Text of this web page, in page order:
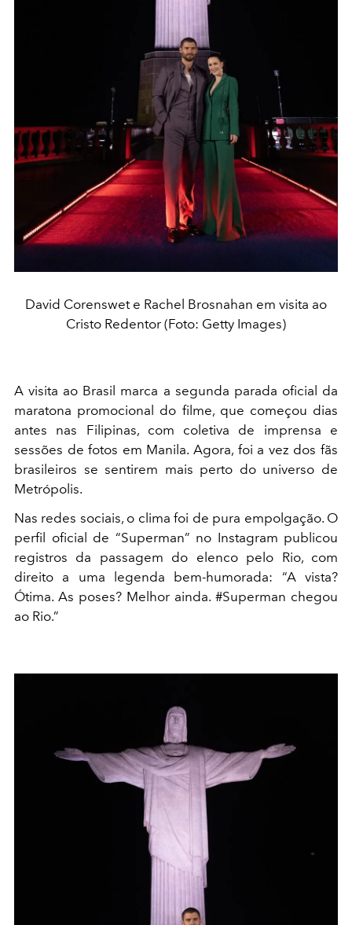
David Corenswet e Rachel Brosnahan em visita ao
Cristo Redentor (Foto: Getty Images)
A visita ao Brasil marca a segunda parada oficial da
maratona promocional do filme, que começou dias
antes nas Filipinas, com coletiva de imprensa e
sessões de fotos em Manila. Agora, foi a vez dos fãs
brasileiros se sentirem mais perto do universo de
Metrópolis.
Nas redes sociais, o clima foi de pura empolgação. O
perfil oficial de “Superman” no Instagram publicou
registros da passagem do elenco pelo Rio, com
direito a uma legenda bem-humorada: “A vista?
Ótima. As poses? Melhor ainda. #Superman chegou
ao Rio.”